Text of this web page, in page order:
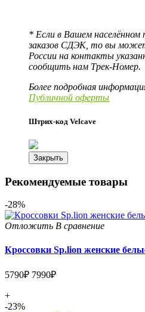
* Если в Вашем
заказов СДЭК, то вы
России на контакты
сообщить нам Трек-Номер.
Более подробная
Публичной оферты
Штрих-код Velcave
Закрыть
Рекомендуемые товары
-28%
Отложить В сравнение
Кроссовки Sp.lion женские
5790₽ 7990₽
+
-23%